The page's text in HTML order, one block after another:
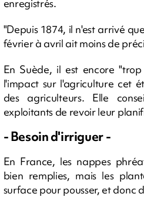
enregistrés.
"Depuis 1874, il n'est arrivé
février à avril ait moins de
En Suède, il est encore
l'impact sur l'agriculture cet
des agriculteurs. Elle
exploitants de revoir leur
- Besoin d'irriguer -
En France, les nappes
bien remplies, mais les
surface pour pousser, et donc